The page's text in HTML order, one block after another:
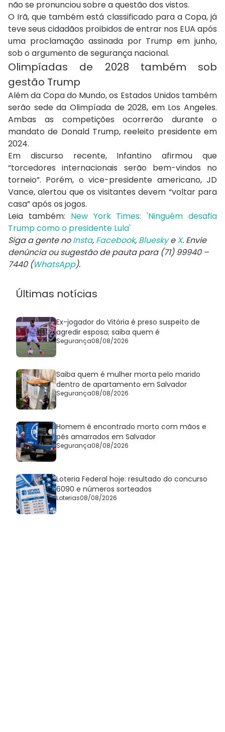
não se pronunciou sobre a questão dos vistos.
O Irã, que também está classificado para a Copa, já
teve seus cidadãos proibidos de entrar nos EUA após
uma proclamação assinada por Trump em junho,
sob o argumento de segurança nacional.
Olimpíadas de 2028 também sob
gestão Trump
Além da Copa do Mundo, os Estados Unidos também
serão sede da Olimpíada de 2028, em Los Angeles.
Ambas as competições ocorrerão durante o
mandato de Donald Trump, reeleito presidente em
2024.
Em discurso recente, Infantino afirmou que
“torcedores internacionais serão bem-vindos no
torneio”. Porém, o vice-presidente americano, JD
Vance, alertou que os visitantes devem “voltar para
casa” após os jogos.
Leia também: New York Times: 'Ninguém desafia
Trump como o presidente Lula'
Siga a gente noInsta, Facebook, BlueskyeX. Envie
denúncia ou sugestão de pauta para (71) 99940 –
7440 (WhatsApp).
Últimas notícias
Ex-jogador do Vitória é preso suspeito de
agredir esposa; saiba quem é
Segurança08/08/2026
Saiba quem é mulher morta pelo marido
dentro de apartamento em Salvador
Segurança08/08/2026
Homem é encontrado morto com mãos e
pés amarrados em Salvador
Segurança08/08/2026
Loteria Federal hoje: resultado do concurso
6090 e números sorteados
Loterias08/08/2026